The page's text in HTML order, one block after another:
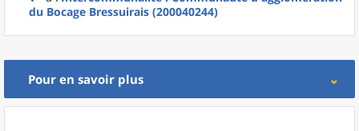
du Bocage Bressuirais (200040244)
Pour en savoir plus